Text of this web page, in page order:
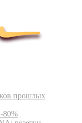
прошлых
80%